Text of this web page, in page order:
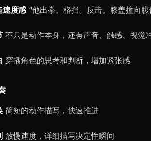
速度感“他出拳。格挡。反击。膝盖撞向腹
不只是动作本身，还有声音、触感、视觉
穿插角色的思考和判断，增加紧张感
简短的动作描写，快速推进
放慢速度，详细描写决定性瞬间